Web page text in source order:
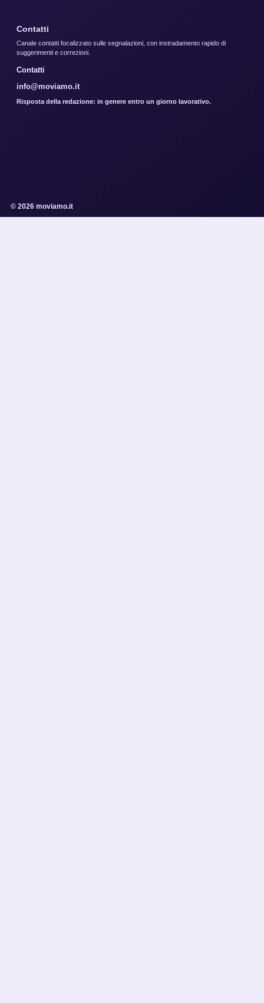
Contatti
Canale contatti focalizzato sulle segnalazioni, con instradamento rapido di
suggerimenti e correzioni.
Contatti
info@moviamo.it
Risposta della redazione: in genere entro un giorno lavorativo.
© 2026 moviamo.it